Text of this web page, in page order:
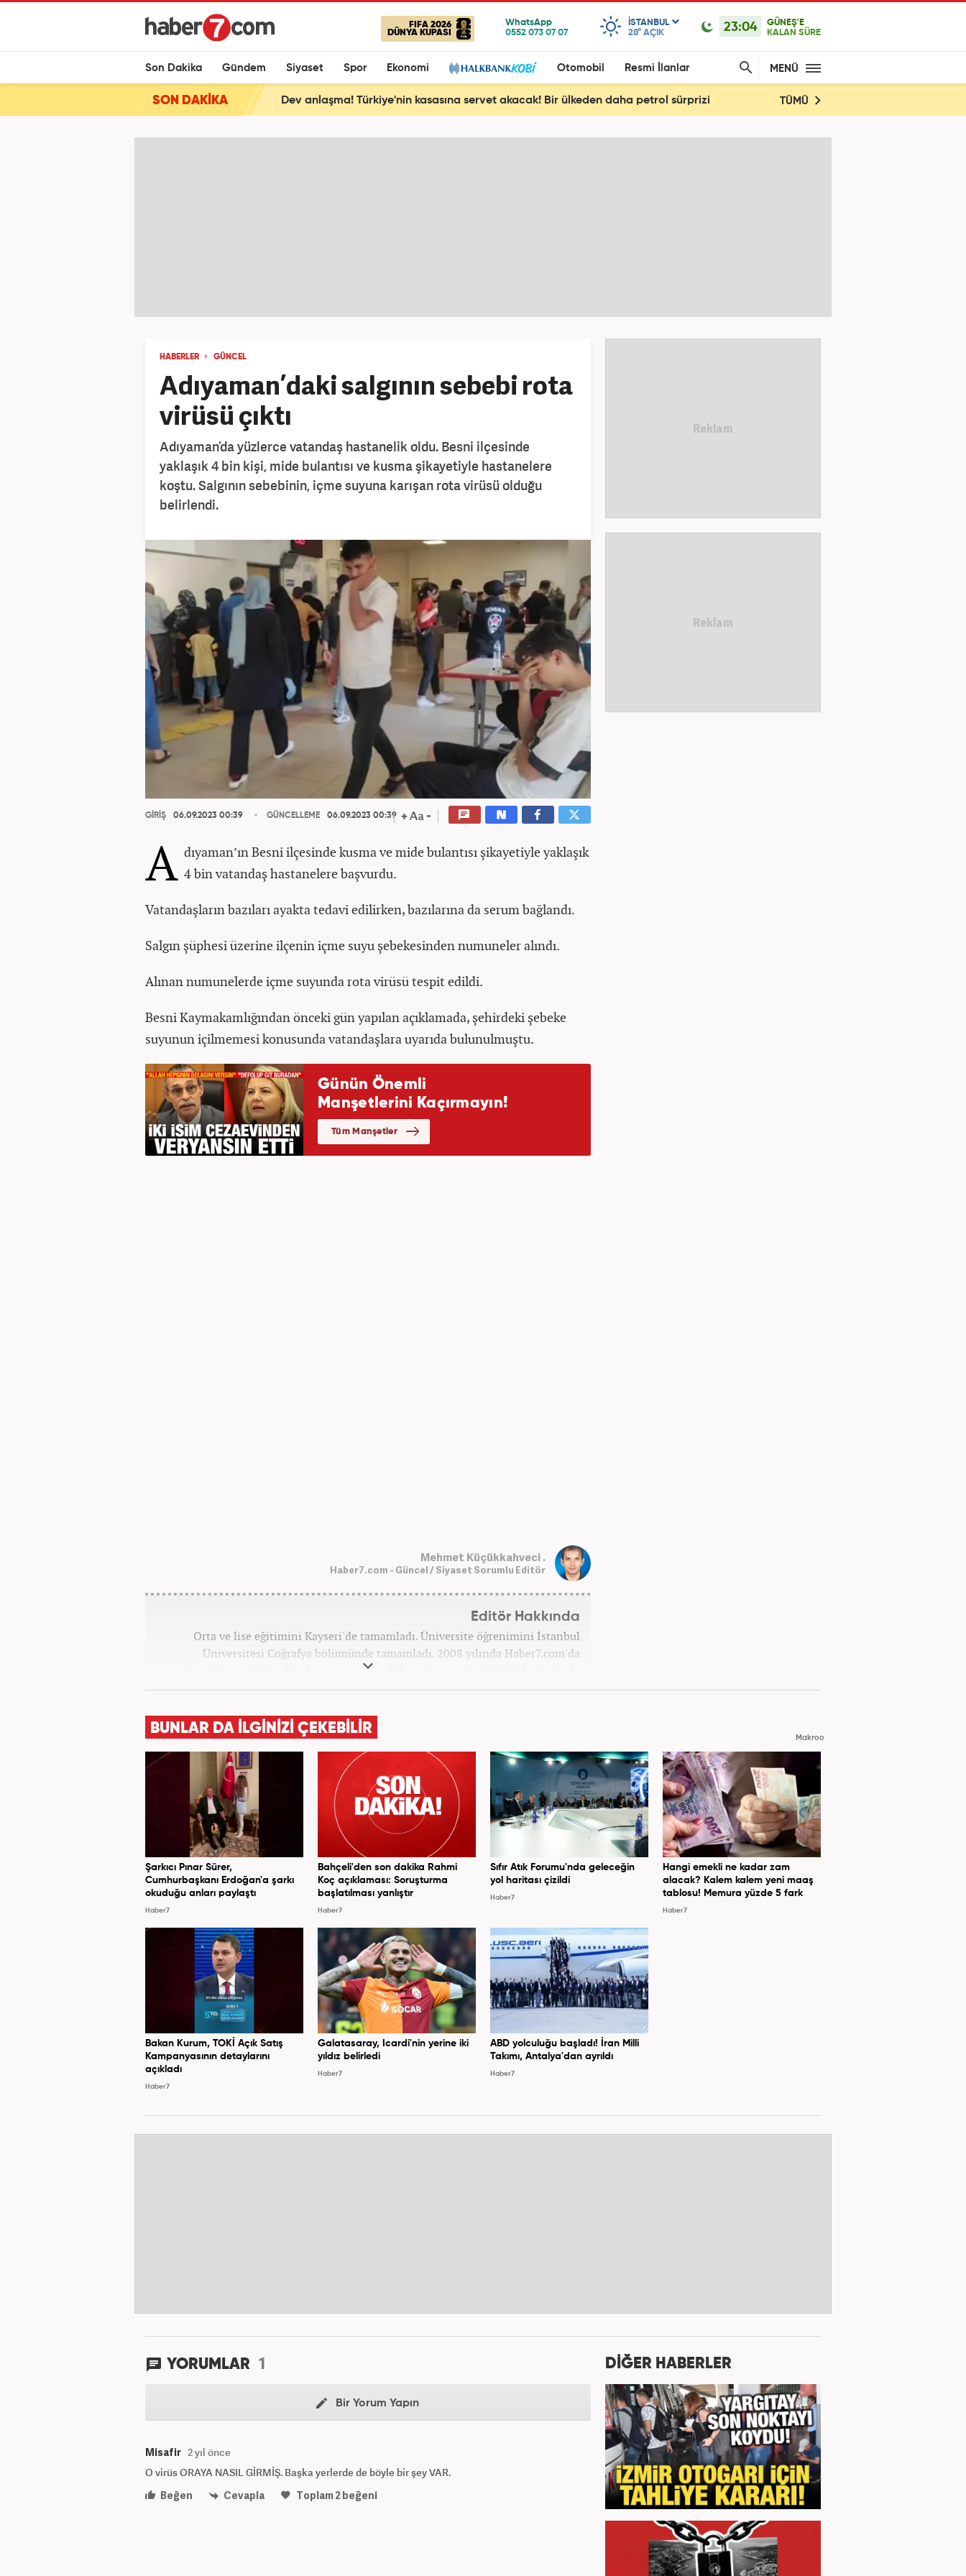
FIFA 2026
DÜNYA KUPASI
ISTANBUL
28° AÇIK 23:04
GÜNEŞ'E
KALAN SÜRE
Son Dakika Gündem Siyaset Spor Ekonomi Otomobil Resmi İlanlar MENÜ
SON DAKİKA Dev anlaşma! Türkiye'nin kasasına servet akacak! Bir ülkeden daha petrol sürprizi TÜMÜ
HABERLER GÜNCEL
Adıyaman’daki salgının sebebi rota
virüsü çıktı
Adıyaman’da yüzlerce vatandaş hastanelik oldu. Besni ilçesinde
yaklaşık 4 bin kişi, mide bulantısı ve kusma şikayetiyle hastanelere
koştu. Salgının sebebinin, içme suyuna karışan rota virüsü olduğu
belirlendi.
GİRİŞ 06.09.2023 00:39 GÜNCELLEME 06.09.2023 00:39
A dıyaman’ın Besni ilçesinde kusma ve mide bulantısı şikayetiyle yaklaşık
4 bin vatandaş hastanelere başvurdu.
Vatandaşların bazıları ayakta tedavi edilirken, bazılarına da serum bağlandı.
Salgın şüphesi üzerine ilçenin içme suyu şebekesinden numuneler alındı.
Alınan numunelerde içme suyunda rota virüsü tespit edildi.
Besni Kaymakamlığından önceki gün yapılan açıklamada, şehirdeki şebeke
suyunun içilmemesi konusunda vatandaşlara uyarıda bulunulmuştu.
Mehmet Küçükkahveci .
Haber7.com - Güncel / Siyaset Sorumlu Editör
Editör Hakkında
Orta ve lise eğitimini Kayseri'de tamamladı. Üniversite öğrenimini İstanbul
Üniversitesi Coğrafya bölümünde tamamladı. 2008 yılında Haber7.com'da
gazetecilik mesleğine ilk adımını attı. 15 yıllık profesyonel editörlük kariyerinde
tüm kategorilerde görev yaptı. Meslek hayatına Haber7.com'da 'Güncel/Siyaset
BUNLAR DA İLGİNİZİ ÇEKEBİLİR
Makroo
Şarkıcı Pınar Sürer,
Cumhurbaşkanı Erdoğan'a şarkı
okuduğu anları paylaştı
Haber7
Bahçeli'den son dakika Rahmi
Koç açıklaması: Soruşturma
başlatılması yanlıştır
Haber7
Sıfır Atık Forumu'nda geleceğin
yol haritası çizildi
Haber7
Hangi emekli ne kadar zam
alacak? Kalem kalem yeni maaş
tablosu! Memura yüzde 5 fark
Haber7
Bakan Kurum, TOKİ Açık Satış
Kampanyasının detaylarını
açıkladı
Haber7
Galatasaray, Icardi'nin yerine iki
yıldız belirledi
Haber7
ABD yolculuğu başladı! İran Milli
Takımı, Antalya'dan ayrıldı
Haber7
YORUMLAR 1
Bir Yorum Yapın
Misafir 2 yıl önce
O virüs ORAYA NASIL GİRMİŞ. Başka yerlerde de böyle bir şey VAR.
Beğen
Cevapla Toplam2beğeni
DİĞER HABERLER